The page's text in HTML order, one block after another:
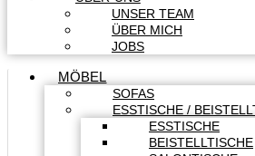
UNSER TEAM
ÜBER MICH
JOBS
MÖBEL
SOFAS
ESSTISCHE /
ESSTISCHE
BEISTELLTISCHE